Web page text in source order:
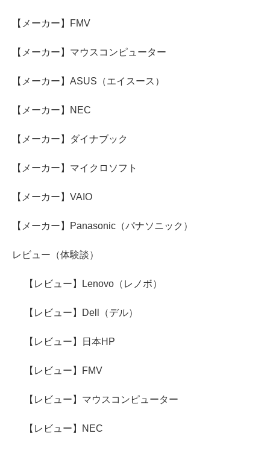
【メーカー】FMV
【メーカー】マウスコンピューター
【メーカー】ASUS（エイスース）
【メーカー】NEC
【メーカー】ダイナブック
【メーカー】マイクロソフト
【メーカー】VAIO
【メーカー】Panasonic（パナソニック）
レビュー（体験談）
【レビュー】Lenovo（レノボ）
【レビュー】Dell（デル）
【レビュー】日本HP
【レビュー】FMV
【レビュー】マウスコンピューター
【レビュー】NEC